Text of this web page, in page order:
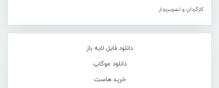
کارگردان و تصویربردار
دانلود فایل لایه باز
دانلود موکاپ
خرید هاست